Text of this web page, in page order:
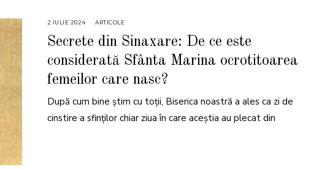
2 IULIE 2024
L
E
2
2
ARTICOLE
Secrete din Sinaxare: De ce este
considerată Sfânta Marina ocrotitoarea
femeilor care nasc?
După cum bine știm cu toții, Biserica noastră a ales ca zi de
cinstire a sfinților chiar ziua în care aceștia au plecat din